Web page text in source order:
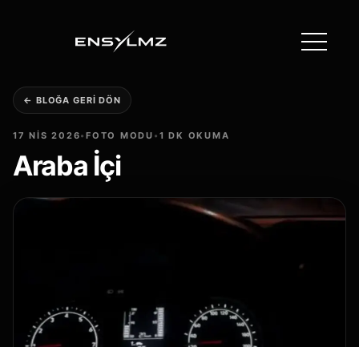
← BLOĞA GERI DÖN
17 NIS 2026•FOTO MODU • 1 DK OKUMA
Araba İçi